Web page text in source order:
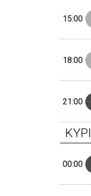
15:00
18:00
21:00
00:00